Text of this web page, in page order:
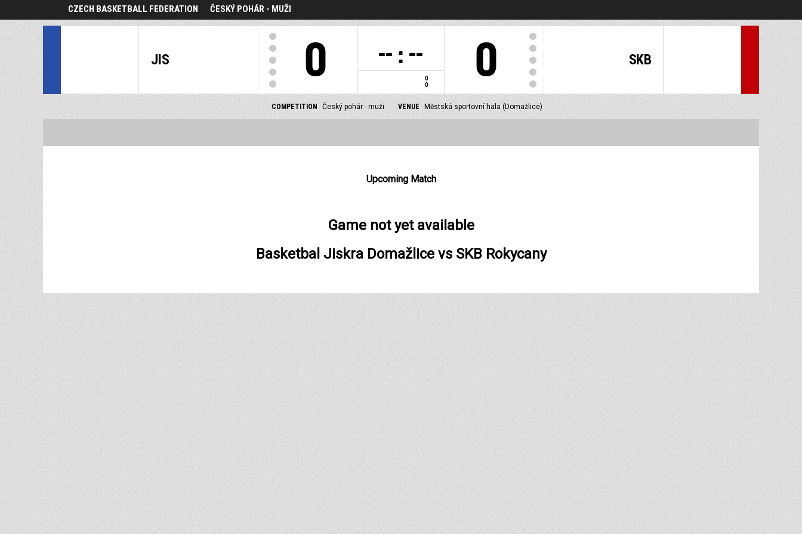
CZECH BASKETBALL FEDERATION ČESKÝ POHÁR - MUŽI
JIS 0 -- : --
0
0
SKB
0
COMPETITION Český pohár - muži VENUE Městská sportovní hala (Domažlice)
Upcoming Match
Game not yet available
Basketbal Jiskra Domažlicevs SKB Rokycany